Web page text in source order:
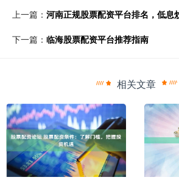
上一篇： 河南正规股票配资平台排名，低息
下一篇： 临海股票配资平台推荐指南
相关文章